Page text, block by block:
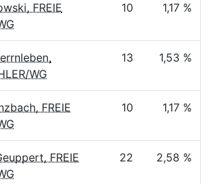
FREIE
10 1,17 %
WG
13 1,53 %
FREIE
10 1,17 %
FREIE
22 2,58 %